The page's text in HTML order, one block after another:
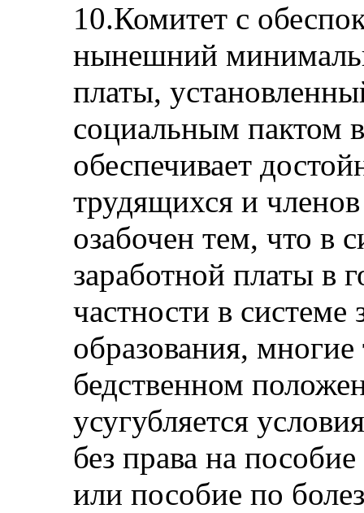
10.Комитет с
нынешний
платы,
социальным пактом
обеспечивает
трудящихся и
озабочен тем, что в
заработной платы в
частности в системе
образования,
бедственном
усугубляется
без права на
или пособие по